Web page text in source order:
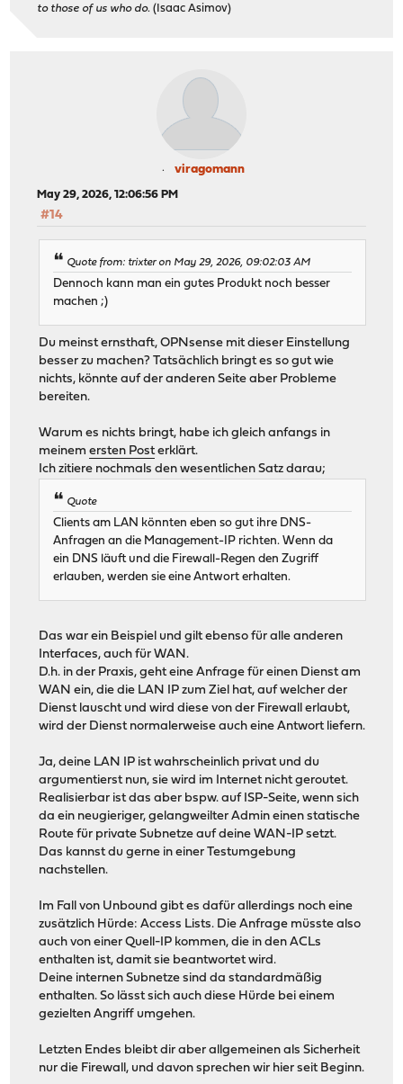
to those of us who do. (Isaac Asimov)
viragomann
May 29, 2026, 12:06:56 PM
#14
Quote from: trixter on May 29, 2026, 09:02:03 AM
Dennoch kann man ein gutes Produkt noch besser
machen ;)
Du meinst ernsthaft, OPNsense mit dieser Einstellung
besser zu machen? Tatsächlich bringt es so gut wie
nichts, könnte auf der anderen Seite aber Probleme
bereiten.
Warum es nichts bringt, habe ich gleich anfangs in
meinemersten Posterklärt.
Ich zitiere nochmals den wesentlichen Satz darau;
Quote
Clients am LAN könnten eben so gut ihre DNS-
Anfragen an die Management-IP richten. Wenn da
ein DNS läuft und die Firewall-Regen den Zugriff
erlauben, werden sie eine Antwort erhalten.
Das war ein Beispiel und gilt ebenso für alle anderen
Interfaces, auch für WAN.
D.h. in der Praxis, geht eine Anfrage für einen Dienst am
WAN ein, die die LAN IP zum Ziel hat, auf welcher der
Dienst lauscht und wird diese von der Firewall erlaubt,
wird der Dienst normalerweise auch eine Antwort liefern.
Ja, deine LAN IP ist wahrscheinlich privat und du
argumentierst nun, sie wird im Internet nicht geroutet.
Realisierbar ist das aber bspw. auf ISP-Seite, wenn sich
da ein neugieriger, gelangweilter Admin einen statische
Route für private Subnetze auf deine WAN-IP setzt.
Das kannst du gerne in einer Testumgebung
nachstellen.
Im Fall von Unbound gibt es dafür allerdings noch eine
zusätzlich Hürde: Access Lists. Die Anfrage müsste also
auch von einer Quell-IP kommen, die in den ACLs
enthalten ist, damit sie beantwortet wird.
Deine internen Subnetze sind da standardmäßig
enthalten. So lässt sich auch diese Hürde bei einem
gezielten Angriff umgehen.
Letzten Endes bleibt dir aber allgemeinen als Sicherheit
nur die Firewall, und davon sprechen wir hier seit Beginn.